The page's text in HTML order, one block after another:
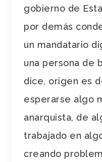
gobierno de
por demás
un mandatario
una persona de
dice, origen es
esperarse algo
anarquista, de
trabajado en
creando